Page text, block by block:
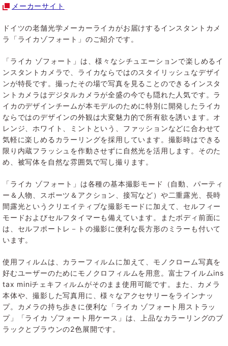
メーカーサイト
ドイツの老舗光学メーカーライカがお届けするインスタントカメ
ラ「ライカゾフォート」のご紹介です。
「ライカ ゾフォート」は、様々なシチュエーションで楽しめるイ
ンスタントカメラで、ライカならではのスタイリッシュなデザイ
ンが特長です。撮ったその場で写真を見ることのできるインスタ
ントカメラはデジタルカメラが全盛の今でも隠れた人気です。ラ
イカのデザインチームが本モデルのために特別に開発したライカ
ならではのデザインの外観は大変魅力的で所有欲を誘います。オ
レンジ、ホワイト、ミントという、ファッションなどに合わせて
気軽に楽しめるカラーリングを採用しています。撮影時はできる
限り内蔵フラッシュを作動させずに自然光を活用します。そのた
め、被写体を自然な雰囲気で写し撮ります。
「ライカ ゾフォート」は各種の基本撮影モード（自動、パーティ
ー＆人物、スポーツ＆アクション、接写など）や二重露光、長時
間露光というクリエイティブな撮影モードに加えて、セルフィー
モードおよびセルフタイマーも備えています。またボディ前面に
は、セルフポートレ－トの撮影に便利な長方形のミラーも付いて
います。
使用フィルムは、カラーフィルムに加えて、モノクローム写真を
好むユーザーのためにモノクロフィルムを用意。富士フイルムins
tax miniチェキフィルムがそのまま使用可能です。また、カメラ
本体や、撮影した写真用に、様々なアクセサリーをラインナッ
プ。カメラの持ち歩きに便利な「ライカ ゾフォート用ストラッ
プ」「ライカ ゾフォート用ケース」は、上品なカラーリングのブ
ラックとブラウンの2色展開です。